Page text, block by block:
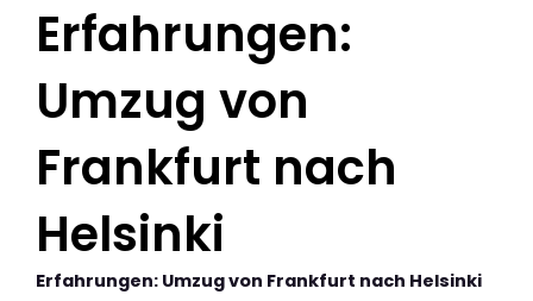
Erfahrungen:
Umzug von
Frankfurt nach
Helsinki
Erfahrungen: Umzug von Frankfurt nach Helsinki